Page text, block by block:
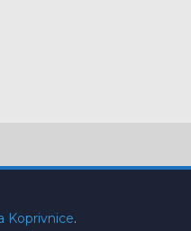
Koprivnice.